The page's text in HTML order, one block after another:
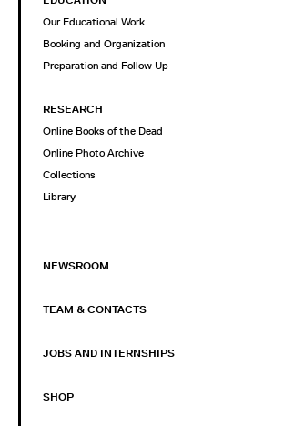
Our Educational Work
Booking and Organization
Preparation and Follow Up
RESEARCH
Online Books of the Dead
Online Photo Archive
Collections
Library
NEWSROOM
TEAM & CONTACTS
JOBS AND INTERNSHIPS
SHOP